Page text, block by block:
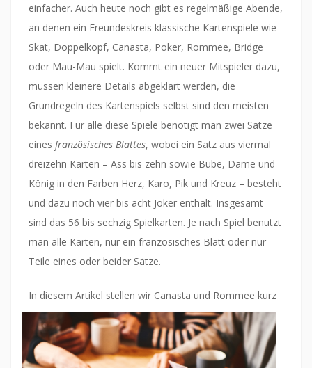
einfacher. Auch heute noch gibt es regelmäßige Abende,
an denen ein Freundeskreis klassische Kartenspiele wie
Skat, Doppelkopf, Canasta, Poker, Rommee, Bridge
oder Mau-Mau spielt. Kommt ein neuer Mitspieler dazu,
müssen kleinere Details abgeklärt werden, die
Grundregeln des Kartenspiels selbst sind den meisten
bekannt. Für alle diese Spiele benötigt man zwei Sätze
eines französisches Blattes, wobei ein Satz aus viermal
dreizehn Karten – Ass bis zehn sowie Bube, Dame und
König in den Farben Herz, Karo, Pik und Kreuz – besteht
und dazu noch vier bis acht Joker enthält. Insgesamt
sind das 56 bis sechzig Spielkarten. Je nach Spiel benutzt
man alle Karten, nur ein französisches Blatt oder nur
Teile eines oder beider Sätze.
In diesem Artikel stellen wir Canasta und Rommee kurz